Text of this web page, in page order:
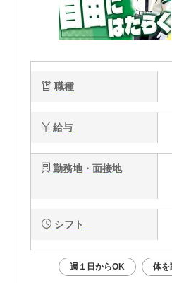
職種
給与
勤務地・面接地
シフト
週１日からOK 体を